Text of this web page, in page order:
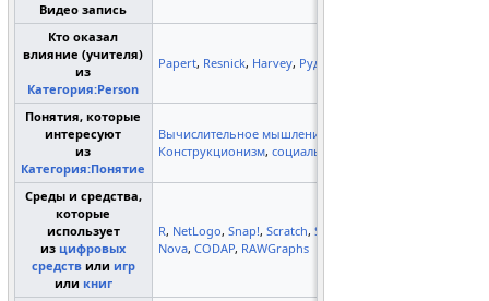
Видео запись
Кто оказал
влияние (учителя)
из
Категория:Person
Papert, Resnick, Harvey, Руденко
Понятия, которые
интересуют
из
Категория:Понятие
Вычислительное мышление
Конструкционизм,социальный объект
Среды и средства,
которые
использует
изцифровых
средствили игр
или книг
R, NetLogo,Snap!,Scratch,StarLogo
Nova,CODAP, RAWGraphs